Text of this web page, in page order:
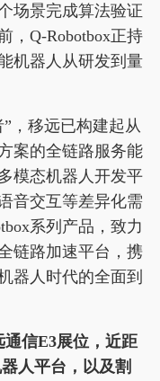
场景完成算法验证
，Q-Robotbox正持
机器人从研发到量
，移远已构建起从
案的全链路服务能
模态机器人开发平
音交互等差异化需
系列产品，致力
链路加速平台，携
器人时代的全面到
通信E3展位，近距
人平台，以及割